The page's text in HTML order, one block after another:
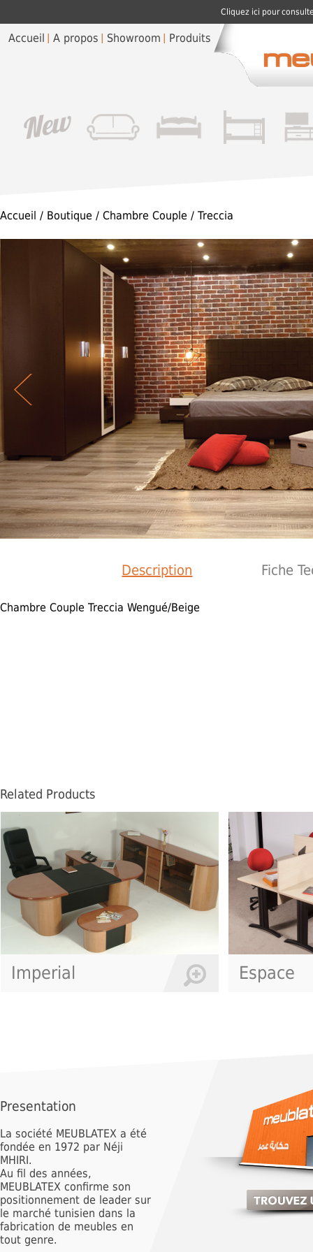
Cliquez ici pour
Accueil A propos Showroom Produits
Accueil / Boutique / Chambre Couple / Treccia
Description Fiche
Chambre Couple Treccia Wengué/Beige
Related Products
Espace
Presentation
La société MEUBLATEX a été
fondée en 1972 par Néji
MHIRI.
Au fil des années,
MEUBLATEX confirme son
positionnement de leader sur
le marché tunisien dans la
fabrication de meubles en
tout genre.